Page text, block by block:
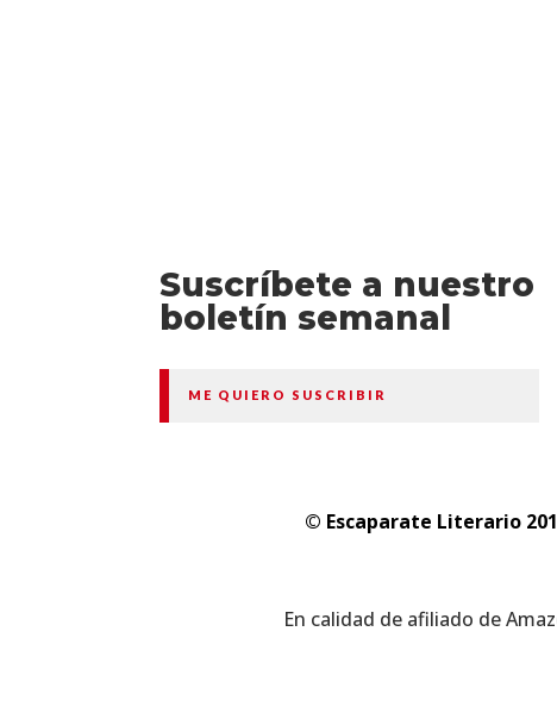
Suscríbete a nuestro
boletín semanal
ME QUIERO SUSCRIBIR
© Escaparate Literario
En calidad de afiliado de